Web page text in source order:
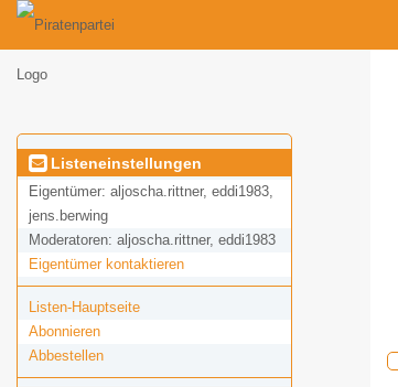
Listeneinstellungen
Eigentümer: aljoscha.rittner, eddi1983,
jens.berwing
Moderatoren: aljoscha.rittner, eddi1983
Eigentümer kontaktieren
Listen-Hauptseite
Abonnieren
Abbestellen